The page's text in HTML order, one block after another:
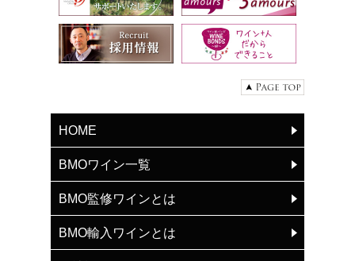
HOME
BMOワイン一覧
BMO監修ワインとは
BMO輸入ワインとは